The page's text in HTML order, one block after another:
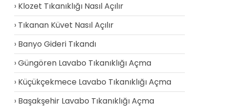
Klozet Tıkanıklığı Nasıl Açılır
Tıkanan Küvet Nasıl Açılır
Banyo Gideri Tıkandı
Güngören Lavabo Tıkanıklığı Açma
Küçükçekmece Lavabo Tıkanıklığı Açma
Başakşehir Lavabo Tıkanıklığı Açma